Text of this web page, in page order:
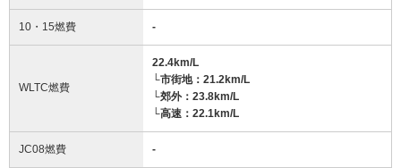
10・15燃費 -
WLTC燃費
22.4km/L
└市街地：21.2km/L
└郊外：23.8km/L
└高速：22.1km/L
JC08燃費 -